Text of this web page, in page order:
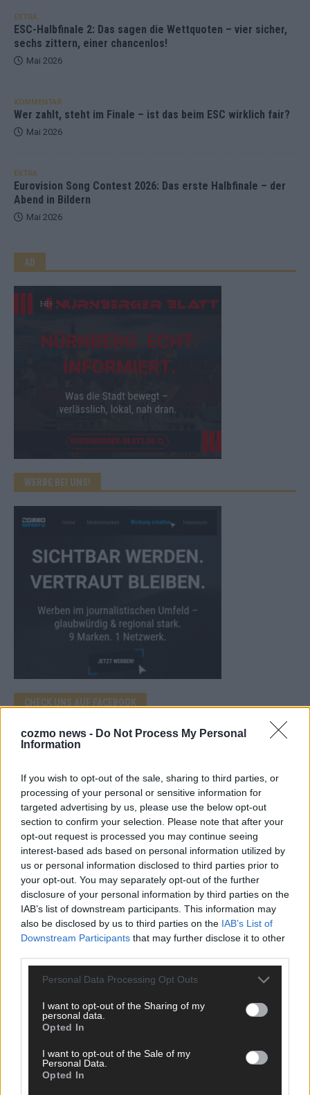
cozmo news - Do Not Process My Personal
Information
If you wish to opt-out of the sale, sharing to third parties, or
processing of your personal or sensitive information for
targeted advertising by us, please use the below opt-out
section to confirm your selection. Please note that after your
opt-out request is processed you may continue seeing
interest-based ads based on personal information utilized by
us or personal information disclosed to third parties prior to
your opt-out. You may separately opt-out of the further
disclosure of your personal information by third parties on the
IAB’s list of downstream participants. This information may
also be disclosed by us to third parties on the IAB’s List of
Downstream Participants that may further disclose it to other
Personal Data Processing Opt Outs
I want to opt-out of the Sharing of my
personal data.
Opted In
I want to opt-out of the Sale of my
Personal Data.
Opted In
EXTRA
ESC-Halbfinale 2: Das sagen die Wettquoten – vier sicher,
sechs zittern, einer chancenlos!
Mai 2026
KOMMENTAR
Wer zahlt, steht im Finale – ist das beim ESC wirklich fair?
Mai 2026
EXTRA
Eurovision Song Contest 2026: Das erste Halbfinale – der
Abend in Bildern
Mai 2026
AD
WERBE BEI UNS!
CHECK UNS AUF FACEBOOK
AD
DIREKT ZUM THEMA
Politik & Co